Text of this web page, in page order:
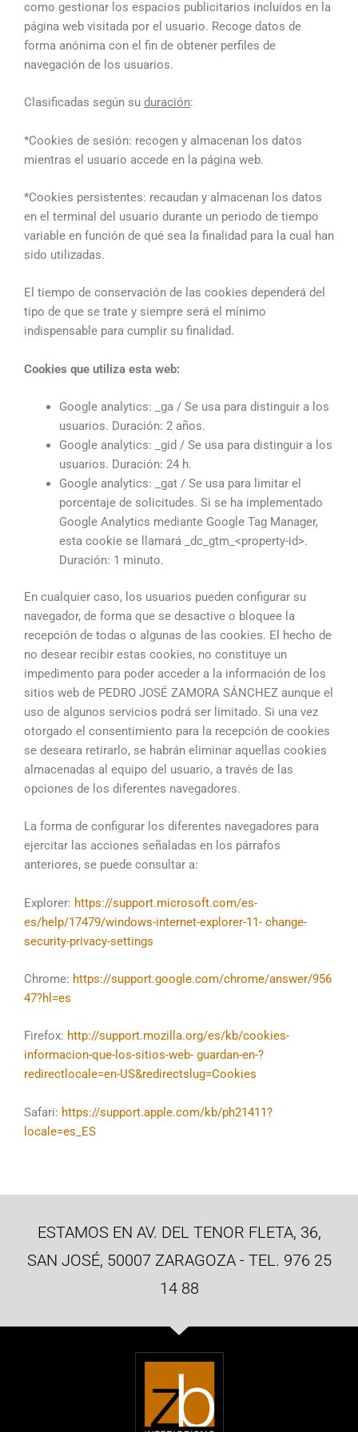
como gestionar los espacios publicitarios incluidos en la
página web visitada por el usuario. Recoge datos de
forma anónima con el fin de obtener perfiles de
navegación de los usuarios.
Clasificadas según su duración:
*Cookies de sesión: recogen y almacenan los datos
mientras el usuario accede en la página web.
*Cookies persistentes: recaudan y almacenan los datos
en el terminal del usuario durante un periodo de tiempo
variable en función de qué sea la finalidad para la cual han
sido utilizadas.
El tiempo de conservación de las cookies dependerá del
tipo de que se trate y siempre será el mínimo
indispensable para cumplir su finalidad.
Cookies que utiliza esta web:
Google analytics: _ga / Se usa para distinguir a los
usuarios. Duración: 2 años.
Google analytics: _gid / Se usa para distinguir a los
usuarios. Duración: 24 h.
Google analytics: _gat / Se usa para limitar el
porcentaje de solicitudes. Si se ha implementado
Google Analytics mediante Google Tag Manager,
esta cookie se llamará _dc_gtm_<property-id>.
Duración: 1 minuto.
En cualquier caso, los usuarios pueden configurar su
navegador, de forma que se desactive o bloquee la
recepción de todas o algunas de las cookies. El hecho de
no desear recibir estas cookies, no constituye un
impedimento para poder acceder a la información de los
sitios web de PEDRO JOSÉ ZAMORA SÁNCHEZ aunque el
uso de algunos servicios podrá ser limitado. Si una vez
otorgado el consentimiento para la recepción de cookies
se deseara retirarlo, se habrán eliminar aquellas cookies
almacenadas al equipo del usuario, a través de las
opciones de los diferentes navegadores.
La forma de configurar los diferentes navegadores para
ejercitar las acciones señaladas en los párrafos
anteriores, se puede consultar a:
Explorer: https://support.microsoft.com/es-
es/help/17479/windows-internet-explorer-11- change-
security-privacy-settings
Chrome: https://support.google.com/chrome/answer/956
47?hl=es
Firefox: http://support.mozilla.org/es/kb/cookies-
informacion-que-los-sitios-web- guardan-en-?
redirectlocale=en-US&redirectslug=Cookies
Safari: https://support.apple.com/kb/ph21411?
locale=es_ES
ESTAMOS EN AV. DEL TENOR FLETA, 36,
SAN JOSÉ, 50007 ZARAGOZA - TEL. 976 25
14 88